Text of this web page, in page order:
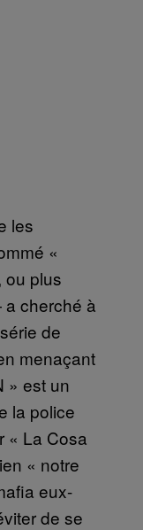
les
«
ou plus
a cherché à
de
menaçant
» est un
la police
« La Cosa
« notre
eux-
de se